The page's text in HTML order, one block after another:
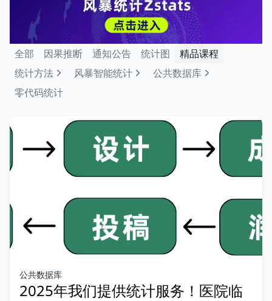
全部 因果推断 通知公告 统计图
精品课程
统计方法
风暴智能统计
公共数据库
零代码统计
公共数据库
2025年我们提供统计服务！医院临